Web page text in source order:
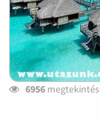
6956megtekintés